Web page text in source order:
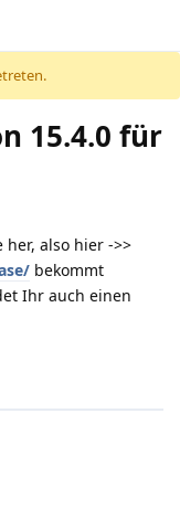
15.4.0 für
also hier ->>
bekommt
Ihr auch einen